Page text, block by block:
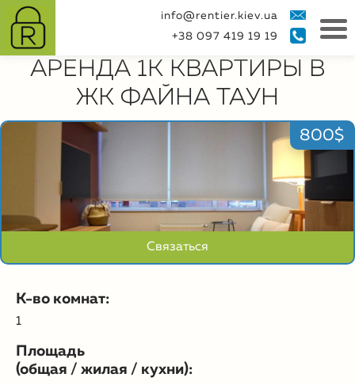
info@rentier.kiev.ua
+38 097 419 19 19
АРЕНДА 1К КВАРТИРЫ В
ЖК ФАЙНА ТАУН
800$
Связаться
К-во комнат:
1
Площадь
(общая / жилая / кухни):